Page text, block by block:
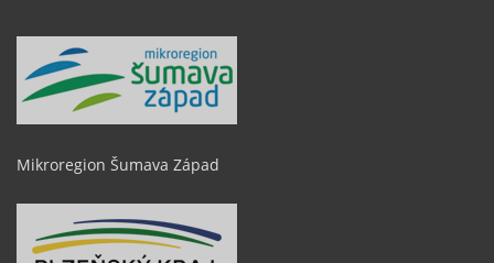
Mikroregion Šumava Západ